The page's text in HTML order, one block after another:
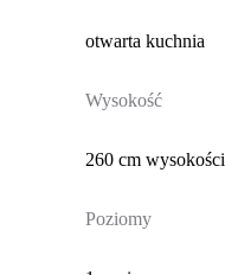
otwarta kuchnia
Wysokość
260 cm wysokości
Poziomy